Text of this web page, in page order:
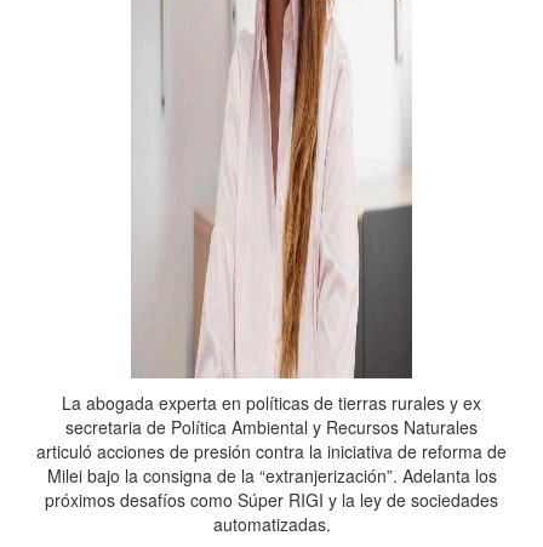
La abogada experta en políticas de tierras rurales y ex
secretaria de Política Ambiental y Recursos Naturales
articuló acciones de presión contra la iniciativa de reforma de
Milei bajo la consigna de la “extranjerización”. Adelanta los
próximos desafíos como Súper RIGI y la ley de sociedades
automatizadas.